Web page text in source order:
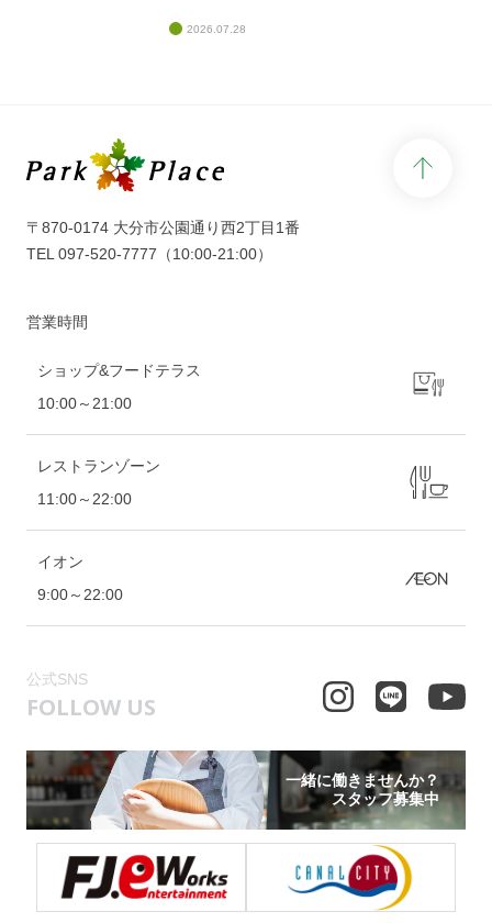
または島村楽器オンラインストアでも販売
いね♪
2026.07.28
〒870-0174 大分市公園通り西2丁目1番
TEL097-520-7777 （10:00-21:00）
営業時間
ショップ&フードテラス
10:00～21:00
レストランゾーン
11:00～22:00
イオン
9:00～22:00
公式SNS
FOLLOW US
一緒に働きませんか？
スタッフ募集中